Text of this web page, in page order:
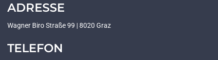
ADRESSE
Wagner Biro Straße 99 | 8020 Graz
TELEFON